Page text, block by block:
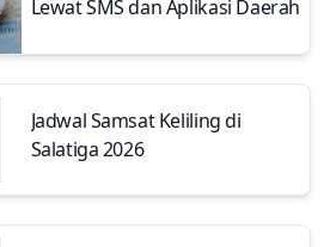
Lewat SMS dan Aplikasi Daerah
Jadwal Samsat Keliling di
Salatiga 2026